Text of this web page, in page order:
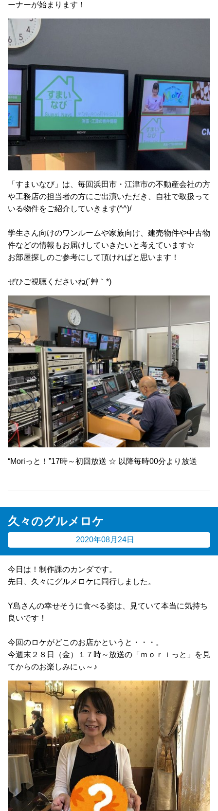
ーナーが始まります！
「すまいなび」は、毎回浜田市・江津市の不動産会社の方
や工務店の担当者の方にご出演いただき、自社で取扱って
いる物件をご紹介していきます(^^)/
学生さん向けのワンルームや家族向け、建売物件や中古物
件などの情報もお届けしていきたいと考えています☆
お部屋探しのご参考にして頂ければと思います！
ぜひご視聴くださいね(´艸｀*)
“Moriっと！”17時～初回放送 ☆ 以降毎時00分より放送
久々のグルメロケ
2020年08月24日
今日は！制作課のカンダです。
先日、久々にグルメロケに同行しました。
Y島さんの幸せそうに食べる姿は、見ていて本当に気持ち
良いです！
今回のロケがどこのお店かというと・・・。
今週末２８日（金）１７時～放送の「ｍｏｒｉっと」を見
てからのお楽しみにぃ～♪